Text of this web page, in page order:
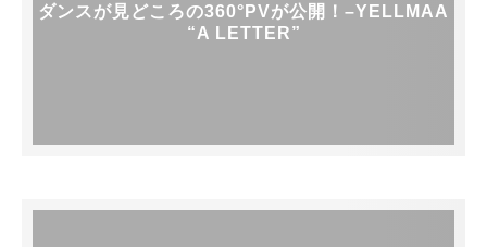
ダンスが見どころの360°PVが公開！–YELLMAA
“A LETTER”